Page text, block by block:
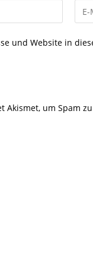
Gib
ein
und Website in
Akismet, um Spam